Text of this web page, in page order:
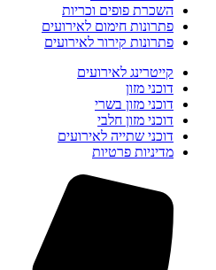
השכרת פופים וכריות
פתרונות חימום לאירועים
פתרונות קירור לאירועים
קייטרינג לאירועים
דוכני מזון
דוכני מזון בשרי
דוכני מזון חלבי
דוכני שתייה לאירועים
מדיניות פרטיות